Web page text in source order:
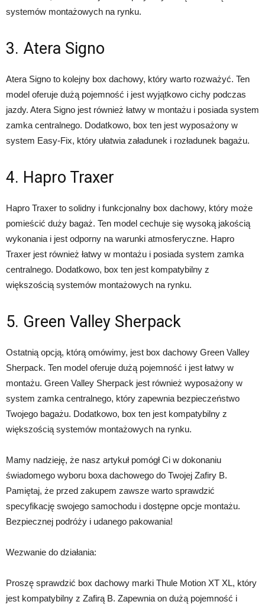
systemów montażowych na rynku.
3. Atera Signo
Atera Signo to kolejny box dachowy, który warto rozważyć. Ten
model oferuje dużą pojemność i jest wyjątkowo cichy podczas
jazdy. Atera Signo jest również łatwy w montażu i posiada system
zamka centralnego. Dodatkowo, box ten jest wyposażony w
system Easy-Fix, który ułatwia załadunek i rozładunek bagażu.
4. Hapro Traxer
Hapro Traxer to solidny i funkcjonalny box dachowy, który może
pomieścić duży bagaż. Ten model cechuje się wysoką jakością
wykonania i jest odporny na warunki atmosferyczne. Hapro
Traxer jest również łatwy w montażu i posiada system zamka
centralnego. Dodatkowo, box ten jest kompatybilny z
większością systemów montażowych na rynku.
5. Green Valley Sherpack
Ostatnią opcją, którą omówimy, jest box dachowy Green Valley
Sherpack. Ten model oferuje dużą pojemność i jest łatwy w
montażu. Green Valley Sherpack jest również wyposażony w
system zamka centralnego, który zapewnia bezpieczeństwo
Twojego bagażu. Dodatkowo, box ten jest kompatybilny z
większością systemów montażowych na rynku.
Mamy nadzieję, że nasz artykuł pomógł Ci w dokonaniu
świadomego wyboru boxa dachowego do Twojej Zafiry B.
Pamiętaj, że przed zakupem zawsze warto sprawdzić
specyfikację swojego samochodu i dostępne opcje montażu.
Bezpiecznej podróży i udanego pakowania!
Wezwanie do działania:
Proszę sprawdzić box dachowy marki Thule Motion XT XL, który
jest kompatybilny z Zafirą B. Zapewnia on dużą pojemność i